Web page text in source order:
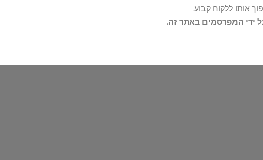
אותו ללקוח קבוע.
ידי המפרסמים באתר זה.